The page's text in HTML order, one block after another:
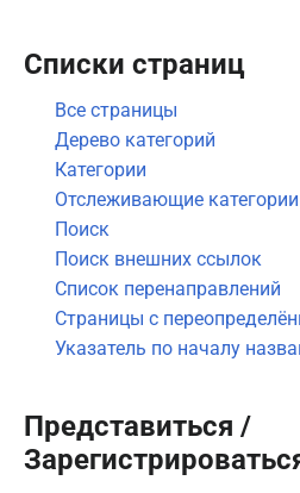
Списки страниц
Все страницы
Дерево категорий
Категории
Отслеживающие категории
Поиск
Поиск внешних ссылок
Список перенаправлений
Страницы с
Указатель по началу
Представиться /